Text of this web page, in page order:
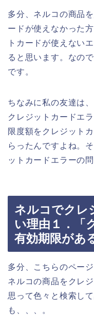
多分、ネルコの商品
ードが使えなかった
トカードが使えない
ると思います。なの
です。
ちなみに私の友達は
クレジットカードエ
限度額をクレジット
らったんですよね。
ットカードエラーの
ネルコでクレ
い理由１．「
有効期限があ
多分、こちらのペー
ネルコの商品をクレ
思って色々と検索し
も、、、。